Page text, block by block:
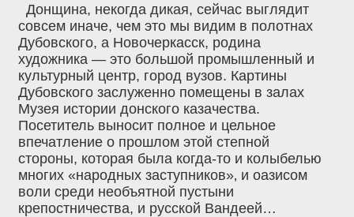
Донщина, некогда дикая, сейчас выглядит
совсем иначе, чем это мы видим в полотнах
Дубовского, а Новочеркасск, родина
художника — это большой промышленный и
культурный центр, город вузов. Картины
Дубовского заслуженно помещены в залах
Музея истории донского казачества.
Посетитель выносит полное и цельное
впечатление о прошлом этой степной
стороны, которая была когда-то и колыбелью
многих «народных заступников»‚ и оазисом
воли среди необъятной пустыни
крепостничества, и русской Вандеей…